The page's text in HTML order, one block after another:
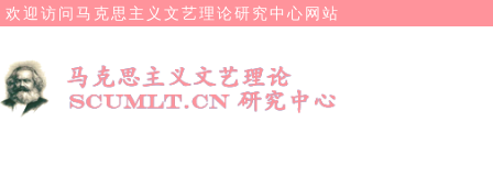
欢迎访问马克思主义文艺理论研究中心网站